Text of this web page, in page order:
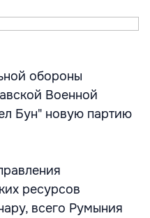
обороны
Военной
Бун" новую партию
ресурсов
всего Румыния